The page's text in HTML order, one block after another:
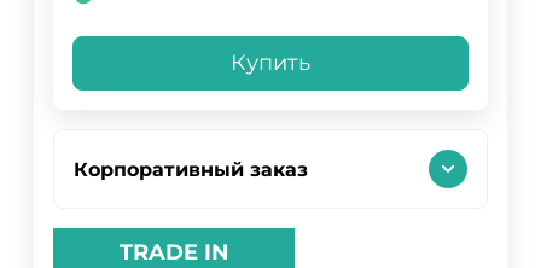
Купить
Корпоративный заказ
TRADE IN